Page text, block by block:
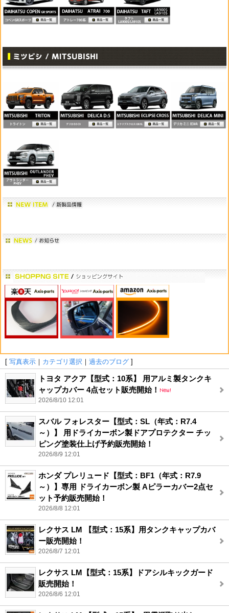
[ 写真表示 ｜ カテゴリ選択 ｜ 過去のブログ ]
トヨタ アクア【型式：10系】 用アルミ製タンクキ
ャップカバー 4点セット販売開始！
2026/8/10 12:01
スバル フォレスター【型式：SL（年式：R7.4
～）】 用ドライカーボン製ドアプロテクター チッ
ピング塗装仕上げ予約販売開始！
2026/8/9 12:01
ホンダ プレリュード【型式：BF1（年式：R7.9
～）】専用 ドライカーボン製 Aピラーカバー2点セ
ット予約販売開始！
2026/8/8 12:01
レクサス LM 【型式：15系】用タンクキャップカバ
ー販売開始！
2026/8/7 12:01
レクサス LM【型式：15系】ドアシルキックガード
販売開始！
2026/8/6 12:01